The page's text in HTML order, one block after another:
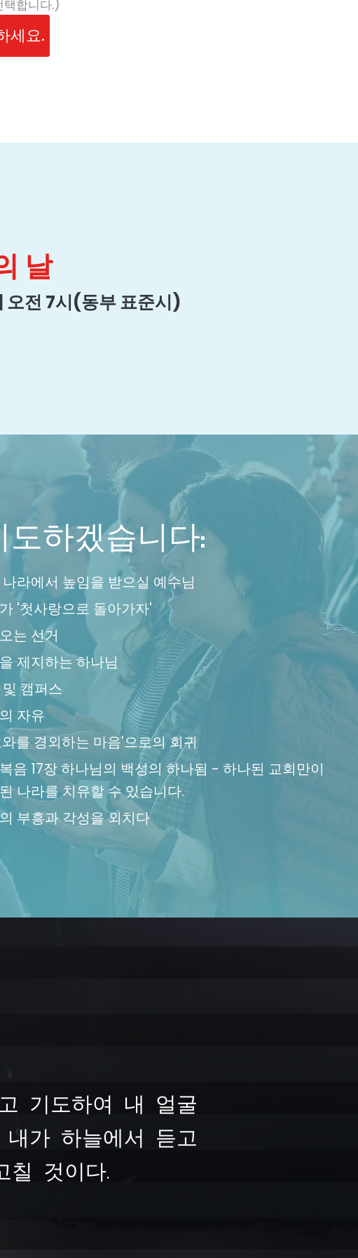
합니다.)
세요.
날
전 7시(동부 표준시)
도하겠습니다:
라에서 높임을 받으실 예수님
'첫사랑으로 돌아가자'
는 선거
제지하는 하나님
캠퍼스
자유
를 경외하는 마음'으로의 회귀
음 17장 하나님의 백성의 하나됨 - 하나된 교회만이
나라를 치유할 수 있습니다.
부흥과 각성을 외치다
기도하여 내 얼굴
가 하늘에서 듣고
것이다.